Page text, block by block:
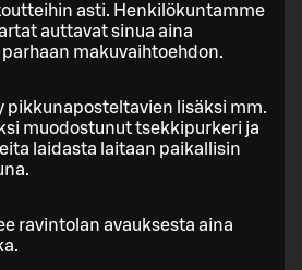
asti. Henkilökuntamme
auttavat sinua aina
makuvaihtoehdon.
pikkunaposteltavien lisäksi mm.
muodostunut tsekkipurkeri ja
laidasta laitaan paikallisin
ravintolan avauksesta aina